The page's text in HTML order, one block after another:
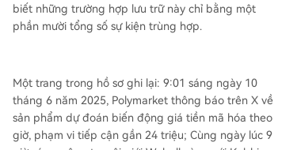
biết những trường hợp lưu trữ này chỉ bằng một
phần mười tổng số sự kiện trùng hợp.
Một trang trong hồ sơ ghi lại: 9:01 sáng ngày 10
tháng 6 năm 2025, Polymarket thông báo trên X về
sản phẩm dự đoán biến động giá tiền mã hóa theo
giờ, phạm vi tiếp cận gần 24 triệu; Cùng ngày lúc 9